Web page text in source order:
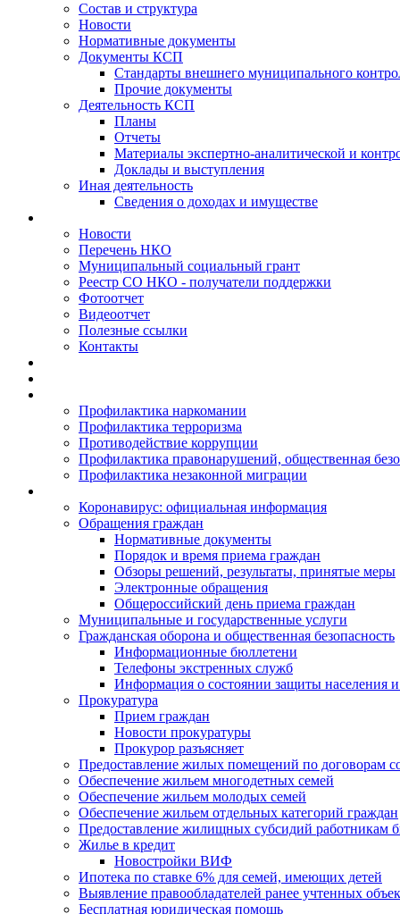
Состав и структура
Новости
Нормативные документы
Документы КСП
Стандарты внешнего муниципального
Прочие документы
Деятельность КСП
Планы
Отчеты
Материалы экспертно-аналитической и
Доклады и выступления
Иная деятельность
Сведения о доходах и имуществе
Новости
Перечень НКО
Муниципальный социальный грант
Реестр СО НКО - получатели поддержки
Фотоотчет
Видеоотчет
Полезные ссылки
Контакты
Профилактика наркомании
Профилактика терроризма
Противодействие коррупции
Профилактика правонарушений, общественная
Профилактика незаконной миграции
Коронавирус: официальная информация
Обращения граждан
Нормативные документы
Порядок и время приема граждан
Обзоры решений, результаты, принятые меры
Электронные обращения
Общероссийский день приема граждан
Муниципальные и государственные услуги
Гражданская оборона и общественная безопасность
Информационные бюллетени
Телефоны экстренных служб
Информация о состоянии защиты населения
Прокуратура
Прием граждан
Новости прокуратуры
Прокурор разъясняет
Предоставление жилых помещений по договорам
Обеспечение жильем многодетных семей
Обеспечение жильем молодых семей
Обеспечение жильем отдельных категорий граждан
Предоставление жилищных субсидий работникам
Жилье в кредит
Новостройки ВИФ
Ипотека по ставке 6% для семей, имеющих детей
Выявление правообладателей ранее учтенных
Бесплатная юридическая помощь